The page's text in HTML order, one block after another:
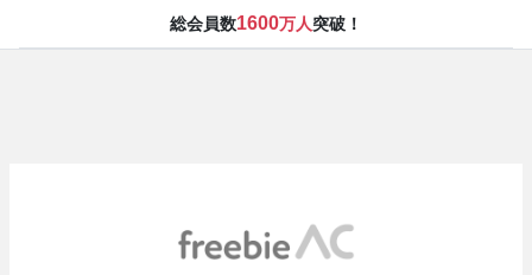
総会員数1600万人突破！